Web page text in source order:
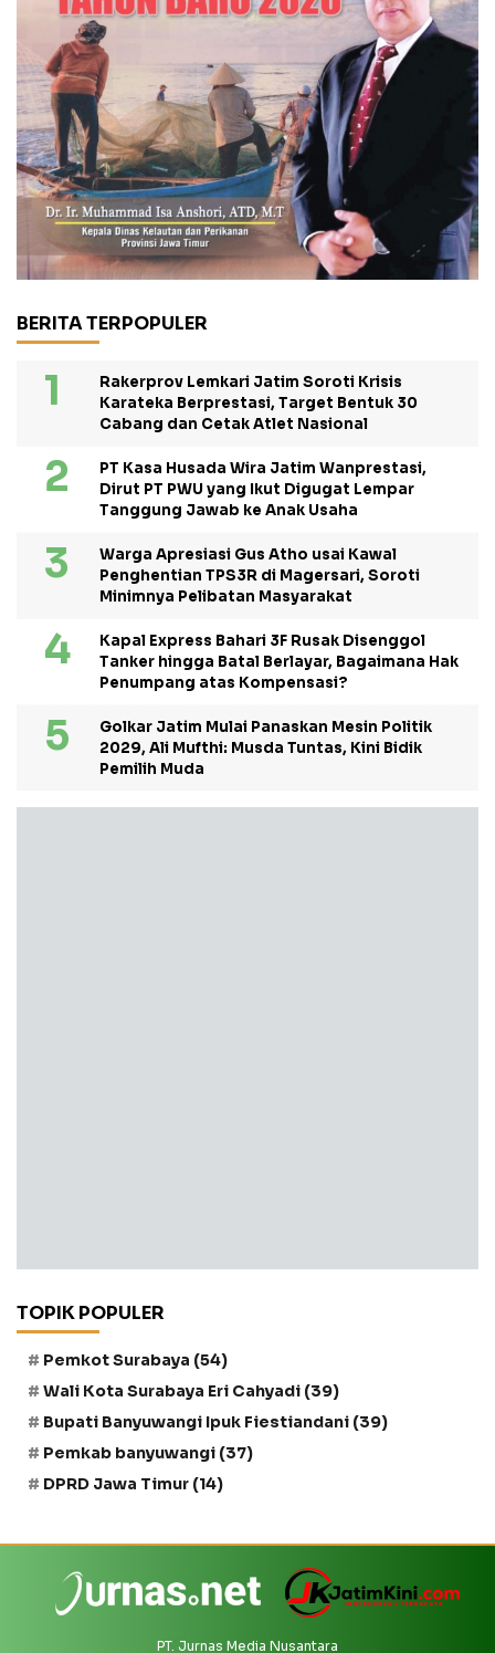
BERITA TERPOPULER
Rakerprov Lemkari Jatim Soroti Krisis
Karateka Berprestasi, Target Bentuk 30
Cabang dan Cetak Atlet Nasional
PT Kasa Husada Wira Jatim Wanprestasi,
Dirut PT PWU yang Ikut Digugat Lempar
Tanggung Jawab ke Anak Usaha
Warga Apresiasi Gus Atho usai Kawal
Penghentian TPS3R di Magersari, Soroti
Minimnya Pelibatan Masyarakat
Kapal Express Bahari 3F Rusak Disenggol
Tanker hingga Batal Berlayar, Bagaimana Hak
Penumpang atas Kompensasi?
Golkar Jatim Mulai Panaskan Mesin Politik
2029, Ali Mufthi: Musda Tuntas, Kini Bidik
Pemilih Muda
TOPIK POPULER
Pemkot Surabaya (54)
Wali Kota Surabaya Eri Cahyadi (39)
Bupati Banyuwangi Ipuk Fiestiandani (39)
Pemkab banyuwangi (37)
DPRD Jawa Timur (14)
PT. Jurnas Media Nusantara